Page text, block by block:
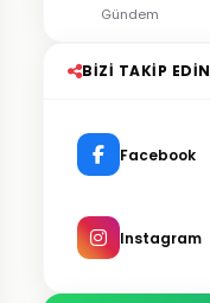
Gündem
BIZI TAKIP EDIN
Facebook
Instagram